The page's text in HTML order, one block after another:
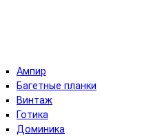
Ампир
Багетные планки
Винтаж
Готика
Доминика